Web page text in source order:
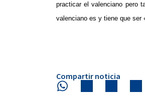
practicar el valenciano pero
valenciano es y tiene que ser
Compartir noticia